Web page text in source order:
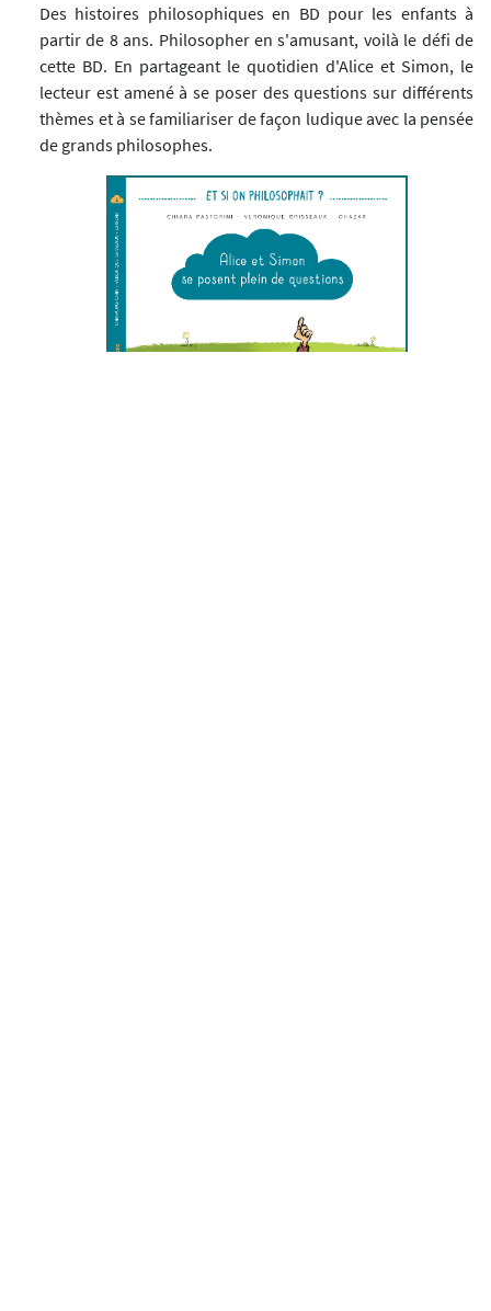
Des histoires philosophiques en BD pour les enfants à
partir de 8 ans. Philosopher en s'amusant, voilà le défi de
cette BD. En partageant le quotidien d'Alice et Simon, le
lecteur est amené à se poser des questions sur différents
thèmes et à se familiariser de façon ludique avec la pensée
de grands philosophes.